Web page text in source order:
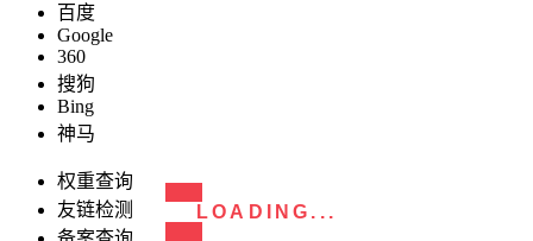
LOADING...
百度
Google
360
搜狗
Bing
神马
权重查询
友链检测